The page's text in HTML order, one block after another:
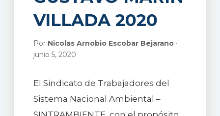
VILLADA 2020
Por Nicolas Arnobio Escobar Bejarano·
junio 5, 2020
El Sindicato de Trabajadores del
Sistema Nacional Ambiental –